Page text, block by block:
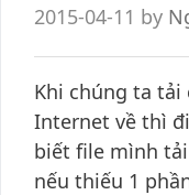
2015-04-11 by
Khi chúng ta
Internet về thì
biết file mình
nếu thiếu 1